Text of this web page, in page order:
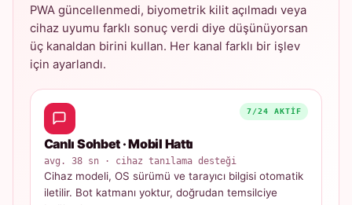
PWA güncellenmedi, biyometrik kilit açılmadı veya
cihaz uyumu farklı sonuç verdi diye düşünüyorsan
üç kanaldan birini kullan. Her kanal farklı bir işlev
için ayarlandı.
7/24 AKTIF
Canlı Sohbet · Mobil Hattı
avg. 38 sn · cihaz tanılama desteği
Cihaz modeli, OS sürümü ve tarayıcı bilgisi otomatik
iletilir. Bot katmanı yoktur, doğrudan temsilciye